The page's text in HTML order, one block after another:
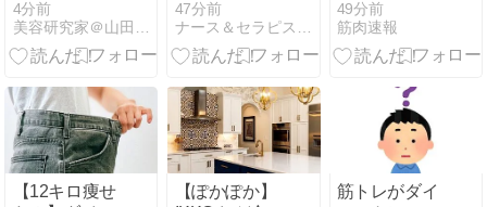
へ行く
4分前
美容研究家＠山田みどりのブログ
47分前
ナース＆セラピストのカウンセリング『K's パソ・トレ』
ムに来ている
女ｗｗｗｗｗ
ｗｗｗ
49分前
筋肉速報
【12キロ痩せ
【ぽかぽか】
筋トレがダイ